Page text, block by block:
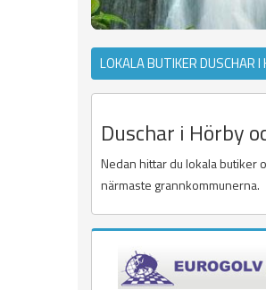
LOKALA BUTIKER DUSCHAR I
Duschar i Hörby
Nedan hittar du lokala butiker
närmaste grannkommunerna.